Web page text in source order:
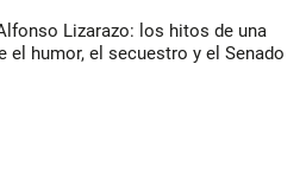
Lizarazo: los hitos de una
el humor, el secuestro y el Senado